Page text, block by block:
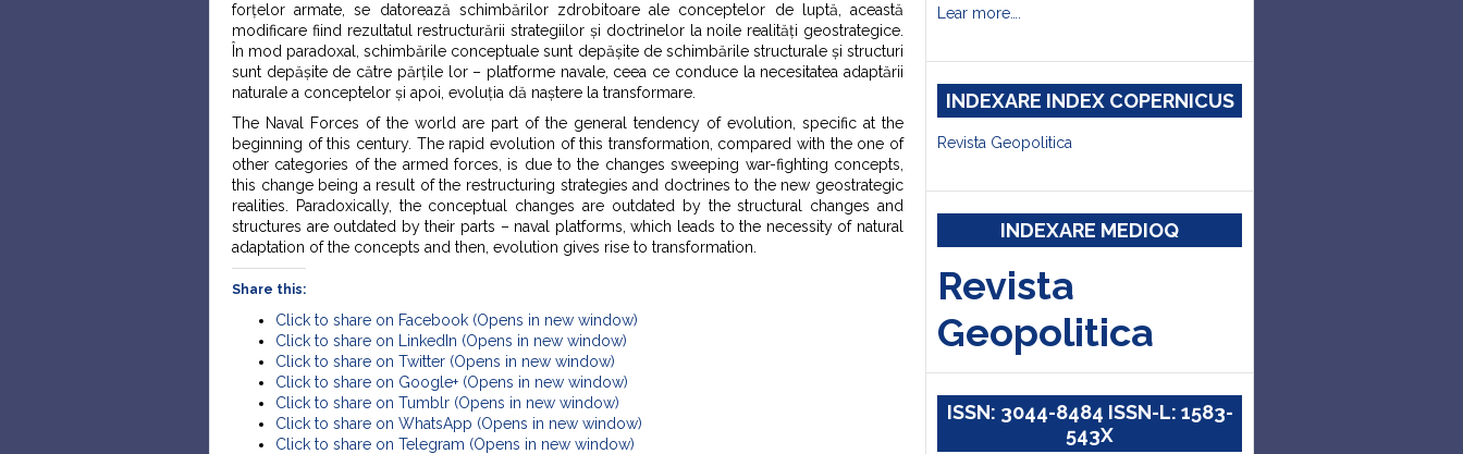
forțelor armate, se datorează schimbărilor zdrobitoare ale conceptelor de luptă, această
modificare fiind rezultatul restructurării strategiilor și doctrinelor la noile realități geostrategice.
În mod paradoxal, schimbările conceptuale sunt depășite de schimbările structurale și structuri
sunt depășite de către părțile lor – platforme navale, ceea ce conduce la necesitatea adaptării
naturale a conceptelor și apoi, evoluția dă naștere la transformare.
The Naval Forces of the world are part of the general tendency of evolution, specific at the
beginning of this century. The rapid evolution of this transformation, compared with the one of
other categories of the armed forces, is due to the changes sweeping war-fighting concepts,
this change being a result of the restructuring strategies and doctrines to the new geostrategic
realities. Paradoxically, the conceptual changes are outdated by the structural changes and
structures are outdated by their parts – naval platforms, which leads to the necessity of natural
adaptation of the concepts and then, evolution gives rise to transformation.
Share this:
Click to share on Facebook (Opens in new window)
Click to share on LinkedIn (Opens in new window)
Click to share on Twitter (Opens in new window)
Click to share on Google+ (Opens in new window)
Click to share on Tumblr (Opens in new window)
Click to share on WhatsApp (Opens in new window)
Click to share on Telegram (Opens in new window)
Lear more….
INDEXARE INDEX COPERNICUS
Revista Geopolitica
INDEXARE MEDIOQ
Revista
Geopolitica
ISSN: 3044-8484 ISSN-L: 1583-
543X